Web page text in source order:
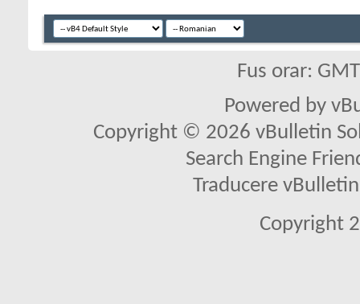
Fus orar:
Powered by
Copyright © 2026 vBulletin
Search Engine
Traducere
Copyright